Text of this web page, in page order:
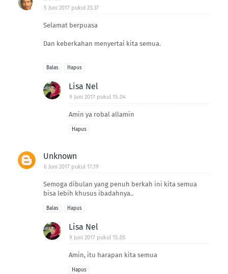
5 Juni 2017 pukul 23.37
Selamat berpuasa
Dan keberkahan menyertai kita semua.
Balas Hapus
Lisa Nel
9 Juni 2017 pukul 15.04
Amin ya robal allamin
Hapus
Unknown
6 Juni 2017 pukul 17.19
Semoga dibulan yang penuh berkah ini kita semua
bisa lebih khusus ibadahnya..
Balas Hapus
Lisa Nel
9 Juni 2017 pukul 15.05
Amin, itu harapan kita semua
Hapus